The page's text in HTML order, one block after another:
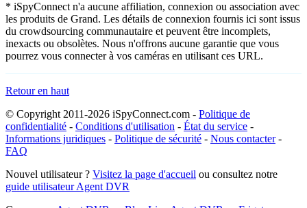
* iSpyConnect n'a aucune affiliation, connexion ou association avec
les produits de Grand. Les détails de connexion fournis ici sont issus
du crowdsourcing communautaire et peuvent être incomplets,
inexacts ou obsolètes. Nous n'offrons aucune garantie que vous
pourrez vous connecter à vos caméras en utilisant ces URL.
Retour en haut
© Copyright 2011-2026 iSpyConnect.com - Politique de
confidentialité - Conditions d'utilisation - État du service -
Informations juridiques - Politique de sécurité - Nous contacter-
FAQ
Nouvel utilisateur ? Visitez la page d'accueil ou consultez notre
guide utilisateur Agent DVR